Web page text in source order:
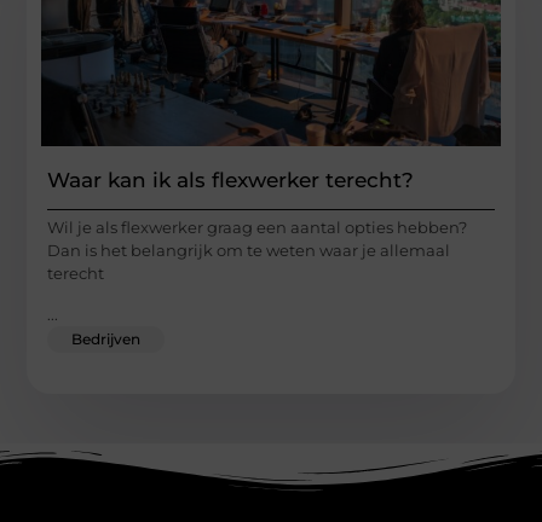
Waar kan ik als flexwerker terecht?
Wil je als flexwerker graag een aantal opties hebben?
Dan is het belangrijk om te weten waar je allemaal
terecht
Bedrijven